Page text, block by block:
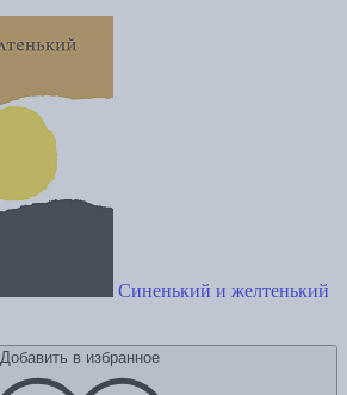
Синенький и желтенький
Добавить в избранное